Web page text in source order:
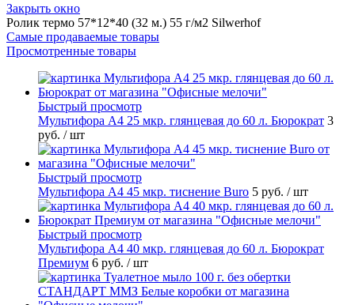
Закрыть окно
Ролик термо 57*12*40 (32 м.) 55 г/м2 Silwerhof
Самые продаваемые товары
Просмотренные товары
Быстрый просмотр
Мультифора А4 25 мкр. глянцевая до 60 л. Бюрократ 3
руб. / шт
Быстрый просмотр
Мультифора А4 45 мкр. тиснение Buro 5 руб. / шт
Быстрый просмотр
Мультифора А4 40 мкр. глянцевая до 60 л. Бюрократ
Премиум 6 руб. / шт